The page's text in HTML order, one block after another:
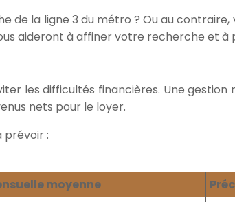
de la ligne 3 du métro ? Ou au
aideront à affiner votre recherche et à
les difficultés financières. Une gestion
nets pour le loyer.
prévoir :
moyenne